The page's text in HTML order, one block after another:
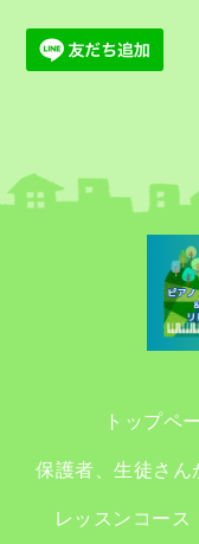
トップペ
保護者、生徒さん
レッスンコース